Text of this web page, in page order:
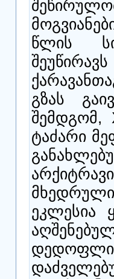
წლის
გზას
შემდგომ,
ტაძარი
ეკლესია